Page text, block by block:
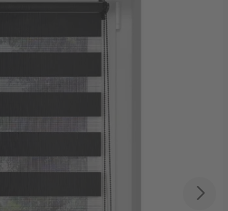
Plissees nach Maß
Plissees in Standardgrößen
Plissees ohne Bohren
Alle anzeigen
Alle
& Vorhänge
Vorhänge in Standardgrößen
Gardinenstangen & Zubehör
Alle anzeigen